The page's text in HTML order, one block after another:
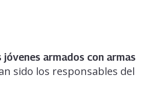
jóvenes armados con armas
sido los responsables del